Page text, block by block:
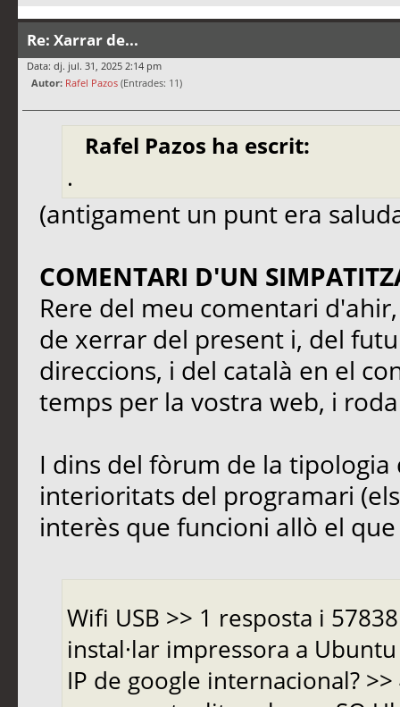
Re: Xarrar de...
Data: dj. jul. 31, 2025 2:14 pm
Autor: Rafel Pazos (Entrades: 11)
Rafel Pazos ha escrit:
.
(antigament un punt era
COMENTARI D'UN
Rere del meu comentari
de xerrar del present i, del
direccions, i del català en el
temps per la vostra web, i
I dins del fòrum de la
interioritats del programari
interès que funcioni allò el que
Wifi USB >> 1 resposta i
instal·lar impressora a
IP de google internacional?